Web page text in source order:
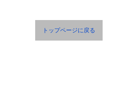
トップページに戻る